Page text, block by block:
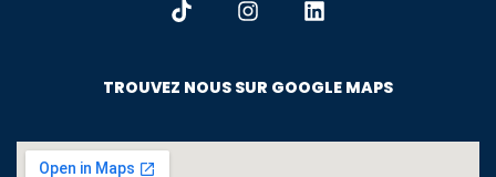
TROUVEZ NOUS SUR GOOGLE MAPS